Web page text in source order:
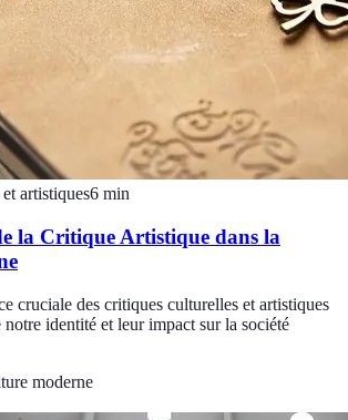
artistiques6 min
la Critique Artistique dans la
cruciale des critiques culturelles et artistiques
identité et leur impact sur la société
moderne